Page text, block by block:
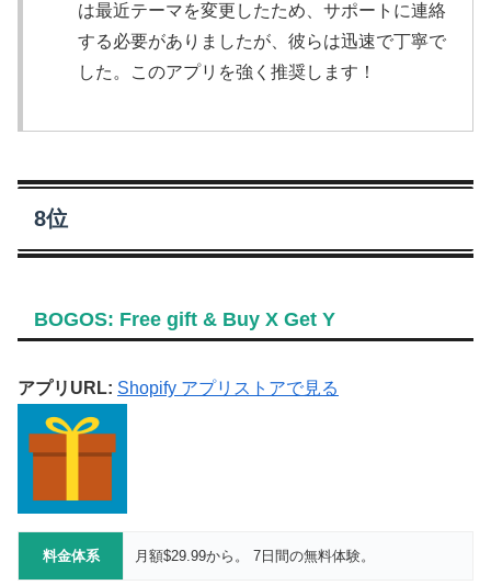
は最近テーマを変更したため、サポートに連絡
する必要がありましたが、彼らは迅速で丁寧で
した。このアプリを強く推奨します！
8位
BOGOS: Free gift & Buy X Get Y
アプリURL: Shopify アプリストアで見る
料金体系 月額$29.99から。 7日間の無料体験。